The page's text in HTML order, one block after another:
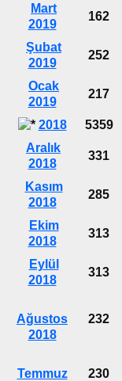
Mart
2019
162
Şubat
2019
252
Ocak
2019
217
2018 5359
Aralık
2018
331
Kasım
2018
285
Ekim
2018
313
Eylül
2018
313
Ağustos
2018
232
Temmuz
230